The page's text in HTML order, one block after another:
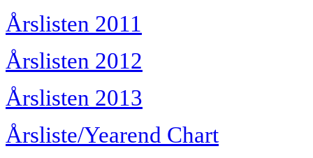
Årslisten 2011
Årslisten 2012
Årslisten 2013
Årsliste/Yearend Chart